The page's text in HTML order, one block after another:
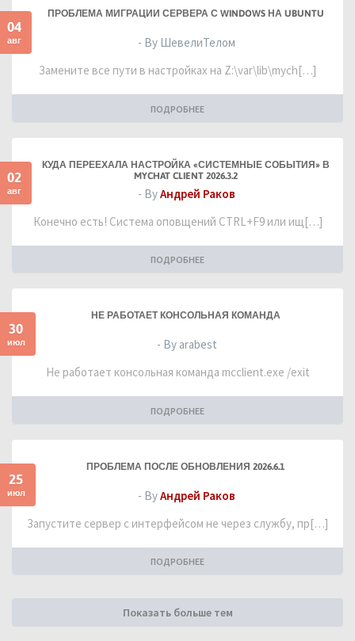
04
авг
ПРОБЛЕМА МИГРАЦИИ СЕРВЕРА С WINDOWS НА UBUNTU
- By ШевелиТелом
Замените все пути в настройках на Z:\var\lib\mych[…]
ПОДРОБНЕЕ
02
авг
КУДА ПЕРЕЕХАЛА НАСТРОЙКА «СИСТЕМНЫЕ СОБЫТИЯ» В
MYCHAT CLIENT 2026.3.2
- ByАндрей Раков
Конечно есть! Система оповщений CTRL+F9 или ищ[…]
ПОДРОБНЕЕ
30
июл
НЕ РАБОТАЕТ КОНСОЛЬНАЯ КОМАНДА
- By arabest
Не работает консольная команда mcclient.exe /exit
ПОДРОБНЕЕ
25
июл
ПРОБЛЕМА ПОСЛЕ ОБНОВЛЕНИЯ 2026.6.1
- ByАндрей Раков
Запустите сервер с интерфейсом не через службу, пр[…]
ПОДРОБНЕЕ
Показать больше тем